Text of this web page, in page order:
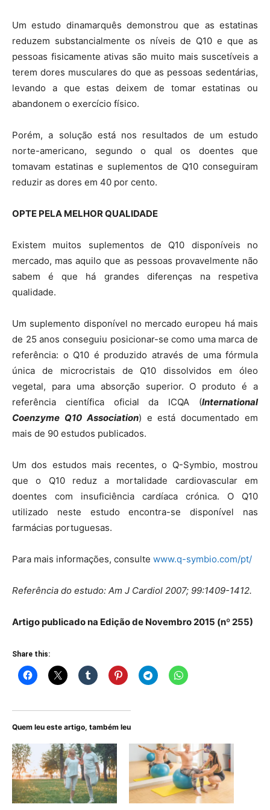
Um estudo dinamarquês demonstrou que as estatinas
reduzem substancialmente os níveis de Q10 e que as
pessoas fisicamente ativas são muito mais suscetíveis a
terem dores musculares do que as pessoas sedentárias,
levando a que estas deixem de tomar estatinas ou
abandonem o exercício físico.
Porém, a solução está nos resultados de um estudo
norte-americano, segundo o qual os doentes que
tomavam estatinas e suplementos de Q10 conseguiram
reduzir as dores em 40 por cento.
OPTE PELA MELHOR QUALIDADE
Existem muitos suplementos de Q10 disponíveis no
mercado, mas aquilo que as pessoas provavelmente não
sabem é que há grandes diferenças na respetiva
qualidade.
Um suplemento disponível no mercado europeu há mais
de 25 anos conseguiu posicionar-se como uma marca de
referência: o Q10 é produzido através de uma fórmula
única de microcristais de Q10 dissolvidos em óleo
vegetal, para uma absorção superior. O produto é a
referência científica oficial da ICQA (International
Coenzyme Q10 Association) e está documentado em
mais de 90 estudos publicados.
Um dos estudos mais recentes, o Q-Symbio, mostrou
que o Q10 reduz a mortalidade cardiovascular em
doentes com insuficiência cardíaca crónica. O Q10
utilizado neste estudo encontra-se disponível nas
farmácias portuguesas.
Para mais informações, consulte www.q-symbio.com/pt/
Referência do estudo: Am J Cardiol 2007; 99:1409-1412.
Artigo publicado na Edição de Novembro 2015 (nº 255)
Share this:
Quem leu este artigo, também leu